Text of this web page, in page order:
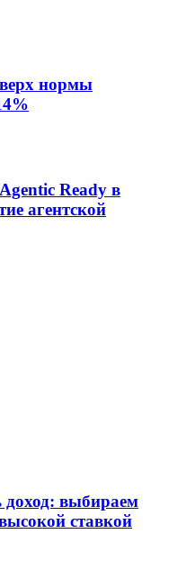
нормы
Ready в
агентской
выбираем
ставкой